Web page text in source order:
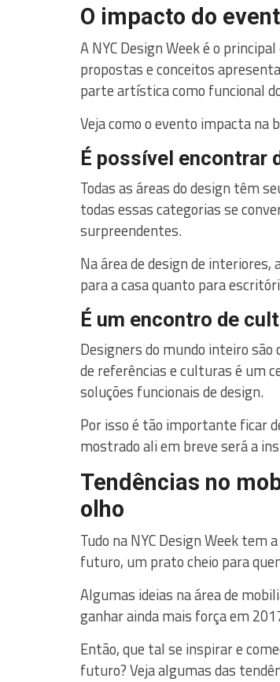
O impacto do
A NYC Design Week é o
propostas e conceitos
parte artística como funcional
Veja como o evento impacta na
É possível encontrar
Todas as áreas do design têm
todas essas categorias se
surpreendentes.
Na área de design de
para a casa quanto para
É um encontro de
Designers do mundo inteiro são
de referências e culturas é um
soluções funcionais de design.
Por isso é tão importante ficar
mostrado ali em breve será a
Tendências no
olho
Tudo na NYC Design Week
futuro, um prato cheio para
Algumas ideias na área de
ganhar ainda mais força em
Então, que tal se inspirar e
futuro? Veja algumas das